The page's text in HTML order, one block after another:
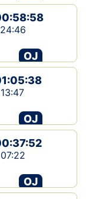
OJ
OJ
OJ